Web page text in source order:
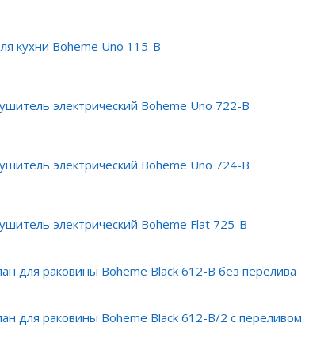
кухни Boheme Uno 115-B
электрический Boheme Uno 722-B
электрический Boheme Uno 724-B
электрический Boheme Flat 725-B
для раковины Boheme Black 612-B без перелива
для раковины Boheme Black 612-B/2 с переливом